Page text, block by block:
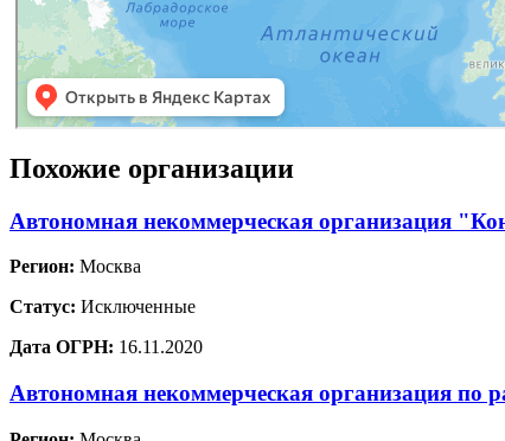
Похожие организации
Автономная некоммерческая организация
Регион: Москва
Статус: Исключенные
Дата ОГРН: 16.11.2020
Автономная некоммерческая организация по